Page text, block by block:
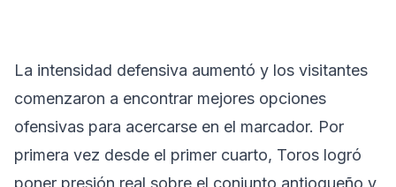
La intensidad defensiva aumentó y los visitantes
comenzaron a encontrar mejores opciones
ofensivas para acercarse en el marcador. Por
primera vez desde el primer cuarto, Toros logró
poner presión real sobre el conjunto antioqueño y